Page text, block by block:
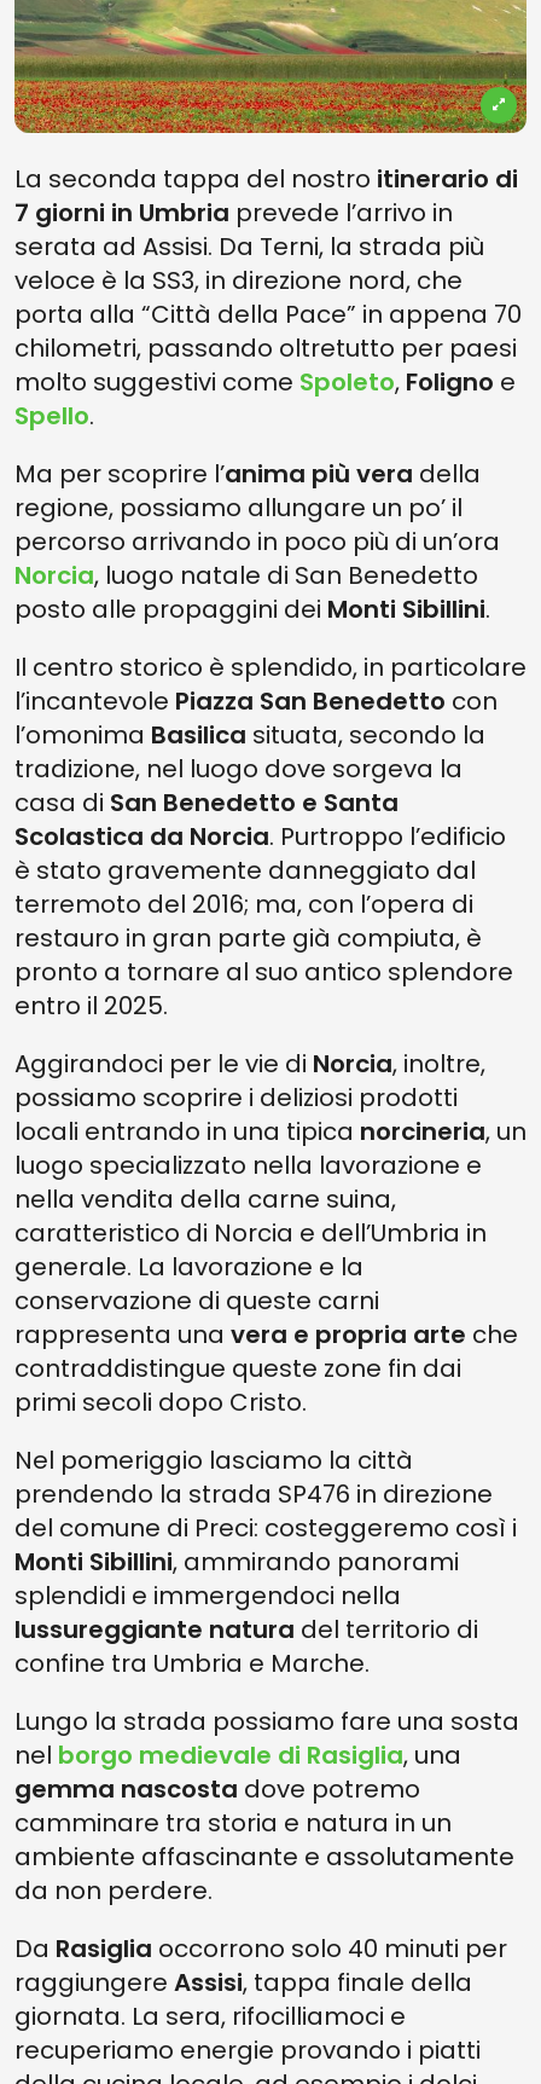
La seconda tappa del nostro itinerario di
7 giorni in Umbria prevede l’arrivo in
serata ad Assisi. Da Terni, la strada più
veloce è la SS3, in direzione nord, che
porta alla “Città della Pace” in appena 70
chilometri, passando oltretutto per paesi
molto suggestivi come Spoleto, Foligno e
Spello.
Ma per scoprire l’anima più vera della
regione, possiamo allungare un po’ il
percorso arrivando in poco più di un’ora
Norcia, luogo natale di San Benedetto
posto alle propaggini dei Monti Sibillini.
Il centro storico è splendido, in particolare
l’incantevole Piazza San Benedetto con
l’omonima Basilica situata, secondo la
tradizione, nel luogo dove sorgeva la
casa di San Benedetto e Santa
Scolastica da Norcia. Purtroppo l’edificio
è stato gravemente danneggiato dal
terremoto del 2016; ma, con l’opera di
restauro in gran parte già compiuta, è
pronto a tornare al suo antico splendore
entro il 2025.
Aggirandoci per le vie di Norcia, inoltre,
possiamo scoprire i deliziosi prodotti
locali entrando in una tipica norcineria, un
luogo specializzato nella lavorazione e
nella vendita della carne suina,
caratteristico di Norcia e dell’Umbria in
generale. La lavorazione e la
conservazione di queste carni
rappresenta una vera e propria arte che
contraddistingue queste zone fin dai
primi secoli dopo Cristo.
Nel pomeriggio lasciamo la città
prendendo la strada SP476 in direzione
del comune di Preci: costeggeremo così i
Monti Sibillini, ammirando panorami
splendidi e immergendoci nella
lussureggiante natura del territorio di
confine tra Umbria e Marche.
Lungo la strada possiamo fare una sosta
nel borgo medievale di Rasiglia, una
gemma nascosta dove potremo
camminare tra storia e natura in un
ambiente affascinante e assolutamente
da non perdere.
Da Rasiglia occorrono solo 40 minuti per
raggiungere Assisi, tappa finale della
giornata. La sera, rifocilliamoci e
recuperiamo energie provando i piatti